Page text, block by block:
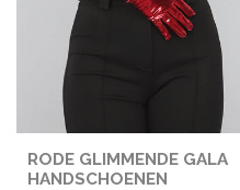
RODE GLIMMENDE GALA
HANDSCHOENEN